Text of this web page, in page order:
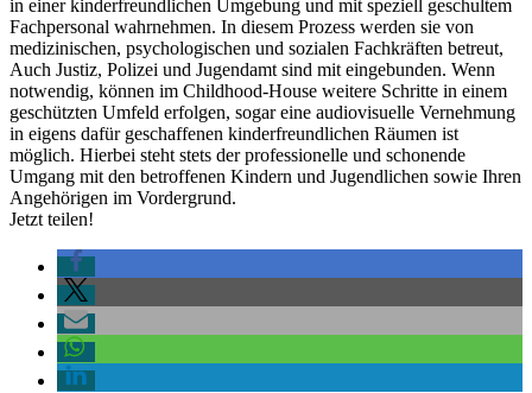
in einer kinderfreundlichen Umgebung und mit speziell geschultem
Fachpersonal wahrnehmen. In diesem Prozess werden sie von
medizinischen, psychologischen und sozialen Fachkräften betreut,
Auch Justiz, Polizei und Jugendamt sind mit eingebunden. Wenn
notwendig, können im Childhood-House weitere Schritte in einem
geschützten Umfeld erfolgen, sogar eine audiovisuelle Vernehmung
in eigens dafür geschaffenen kinderfreundlichen Räumen ist
möglich. Hierbei steht stets der professionelle und schonende
Umgang mit den betroffenen Kindern und Jugendlichen sowie Ihren
Angehörigen im Vordergrund.
Jetzt teilen!